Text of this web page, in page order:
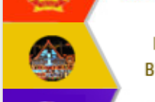
VIDEO
Không có file video nào để phát.